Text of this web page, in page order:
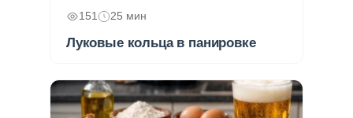
151 25 мин
Луковые кольца в панировке